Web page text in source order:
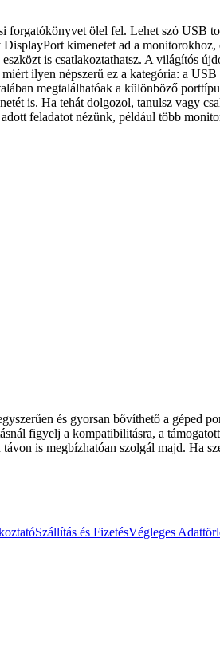
forgatókönyvet ölel fel. Lehet szó USB
kimenetet ad a
is csatlakoztathatsz. A világítós
ilyen népszerű ez a kategória: a
megtalálhatóak a különböző
is. Ha tehát dolgozol, tanulsz vagy
feladatot nézünk, például több
és gyorsan bővíthető a
figyelj a kompatibilitásra, a
is megbízhatóan szolgál majd. Ha
Szállítás és FizetésVégleges